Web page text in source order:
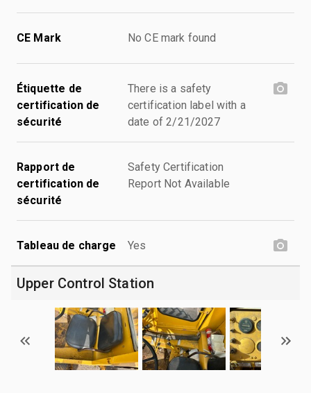
CE Mark No CE mark found
Étiquette de
certification de
sécurité
There is a safety
certification label with a
date of 2/21/2027
Rapport de
certification de
sécurité
Safety Certification
Report Not Available
Tableau de charge Yes
Upper Control Station